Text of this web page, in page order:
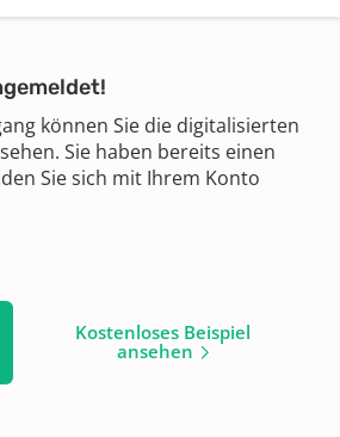
können Sie die digitalisierten
Sie haben bereits einen
Sie sich mit Ihrem Konto
Kostenloses Beispiel
ansehen